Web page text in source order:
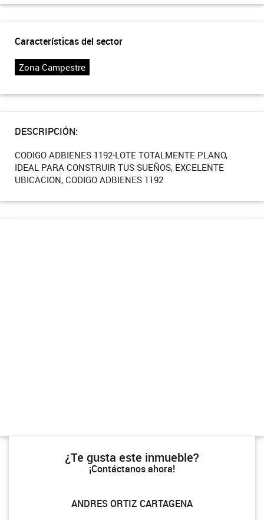
Características del sector
Zona Campestre
DESCRIPCIÓN:
CODIGO ADBIENES 1192-LOTE TOTALMENTE PLANO,
IDEAL PARA CONSTRUIR TUS SUEÑOS, EXCELENTE
UBICACION, CODIGO ADBIENES 1192
¿Te gusta este inmueble?
¡Contáctanos ahora!
ANDRES ORTIZ CARTAGENA